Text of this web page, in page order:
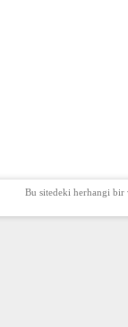
Bu sitedeki herhangi bir